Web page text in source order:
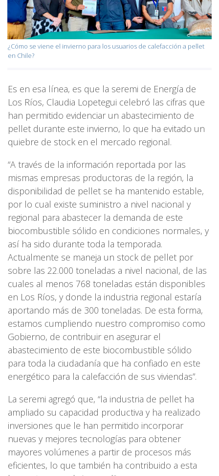
¿Cómo se viene el invierno para los usuarios de calefacción a pellet
en Chile?
Es en esa línea, es que la seremi de Energía de
Los Ríos, Claudia Lopetegui celebró las cifras que
han permitido evidenciar un abastecimiento de
pellet durante este invierno, lo que ha evitado un
quiebre de stock en el mercado regional.
“A través de la información reportada por las
mismas empresas productoras de la región, la
disponibilidad de pellet se ha mantenido estable,
por lo cual existe suministro a nivel nacional y
regional para abastecer la demanda de este
biocombustible sólido en condiciones normales, y
así ha sido durante toda la temporada.
Actualmente se maneja un stock de pellet por
sobre las 22.000 toneladas a nivel nacional, de las
cuales al menos 768 toneladas están disponibles
en Los Ríos, y donde la industria regional estaría
aportando más de 300 toneladas. De esta forma,
estamos cumpliendo nuestro compromiso como
Gobierno, de contribuir en asegurar el
abastecimiento de este biocombustible sólido
para toda la ciudadanía que ha confiado en este
energético para la calefacción de sus viviendas”.
La seremi agregó que, “la industria de pellet ha
ampliado su capacidad productiva y ha realizado
inversiones que le han permitido incorporar
nuevas y mejores tecnologías para obtener
mayores volúmenes a partir de procesos más
eficientes, lo que también ha contribuido a esta